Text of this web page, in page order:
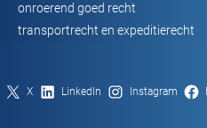
onroerend goed recht
transportrecht en expeditierecht
X LinkedIn Instagram